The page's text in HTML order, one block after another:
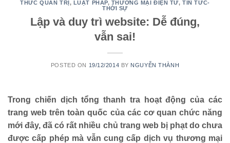
THỨC QUẢN TRỊ, LUẬT PHÁP, THƯƠNG MẠI ĐIỆN TỬ,TIN TỨC-
THỜI SỰ
Lập và duy trì website: Dễ đúng,
vẫn sai!
POSTED ON 19/12/2014 BY NGUYỄN THÀNH
Trong chiến dịch tổng thanh tra hoạt động của các
trang web trên toàn quốc của các cơ quan chức năng
mới đây, đã có rất nhiều chủ trang web bị phạt do chưa
được cấp phép mà vẫn cung cấp dịch vụ thương mại